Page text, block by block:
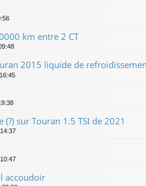
km entre 2 CT
2015 liquide de
sur Touran 1.5 TSI de 2021
accoudoir